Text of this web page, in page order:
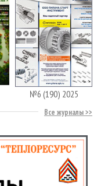
№6 (190) 2025
Все журналы